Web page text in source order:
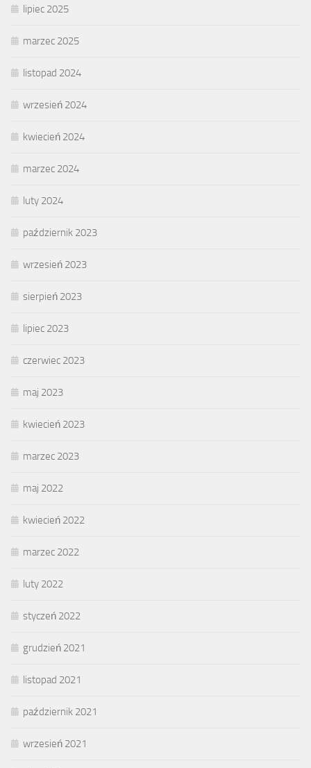
lipiec 2025
marzec 2025
listopad 2024
wrzesień 2024
kwiecień 2024
marzec 2024
luty 2024
październik 2023
wrzesień 2023
sierpień 2023
lipiec 2023
czerwiec 2023
maj 2023
kwiecień 2023
marzec 2023
maj 2022
kwiecień 2022
marzec 2022
luty 2022
styczeń 2022
grudzień 2021
listopad 2021
październik 2021
wrzesień 2021